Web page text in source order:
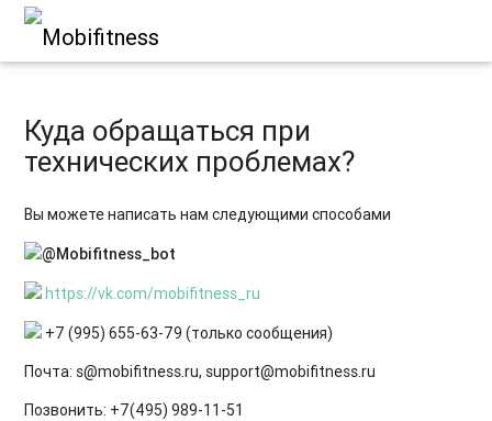
Куда обращаться при
технических проблемах?
Вы можете написать нам следующими способами
@Mobifitness_bot
https://vk.com/mobifitness_ru
+7 (995) 655-63-79 (только сообщения)
Почта: s@mobifitness.ru, support@mobifitness.ru
Позвонить: +7(495) 989-11-51